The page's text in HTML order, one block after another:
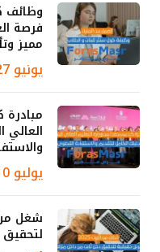
وظائف
مميز
يونيو 27, 2025
مبادرة
العالي
يوليو 10, 2025